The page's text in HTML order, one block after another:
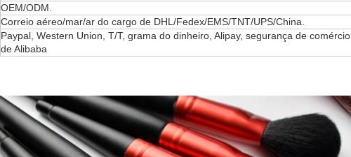
OEM/ODM.
Correio aéreo/mar/ar do cargo de DHL/Fedex/EMS/TNT/UPS/China.
Paypal, Western Union, T/T, grama do dinheiro, Alipay, segurança de comércio
de Alibaba